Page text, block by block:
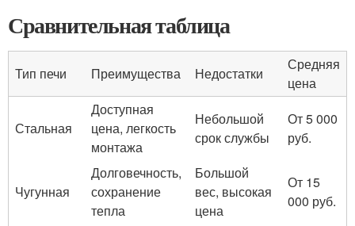
Сравнительная таблица
Тип печи Преимущества Недостатки
Средняя
цена
Стальная
Доступная
цена, легкость
монтажа
Небольшой
срок службы
От 5 000
руб.
Чугунная
Долговечность,
сохранение
тепла
Большой
вес, высокая
цена
От 15
000 руб.